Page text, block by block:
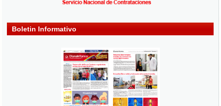
Boletin Informativo